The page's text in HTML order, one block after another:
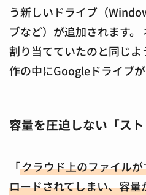
う新しいドライブ（
ブなど）が追加されます。
割り当てていたのと同じ
作の中にGoogleドライブ
容量を圧迫しない「ス
「クラウド上のファイル
ロードされてしまい、容